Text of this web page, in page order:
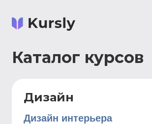
Каталог курсов
Дизайн
Дизайн интерьера